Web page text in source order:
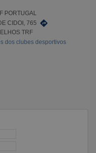
PORTUGAL
CIDOI, 765
TRF
dos clubes desportivos